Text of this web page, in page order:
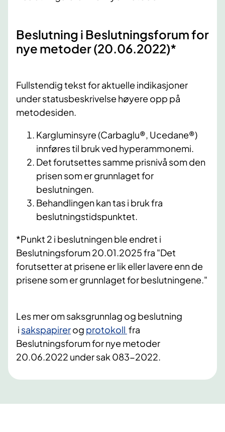
​Beslutning i Beslutningsforum for
nye metoder (20.06.2022)*
Fullstendig tekst for aktuelle indikasjoner
under statusbeskrivelse høyere opp på
metodesiden.
Kargluminsyre (Carbaglu®, Ucedane®)
innføres til bruk ved hyperammonemi.
Det forutsettes samme prisnivå som den
prisen som er grunnlaget for
beslutningen.
Behandlingen kan tas i bruk fra
beslutningstidspunktet.
*Punkt 2 i beslutningen ble endret i
Beslutningsforum 20.01.2025 fra "Det
forutsetter at prisene er lik eller lavere enn de
prisene som er grunnlaget for beslutningene."
Les mer om saksgrunnlag og beslutning
i sakspapirerog protokoll fra
Beslutningsforum for nye metoder
20.06.2022 under sak 083-2022.